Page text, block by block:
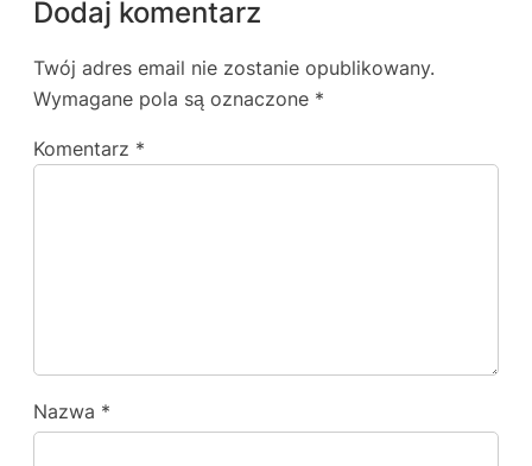
Dodaj komentarz
Twój adres email nie zostanie opublikowany.
Wymagane pola są oznaczone *
Komentarz *
Nazwa *